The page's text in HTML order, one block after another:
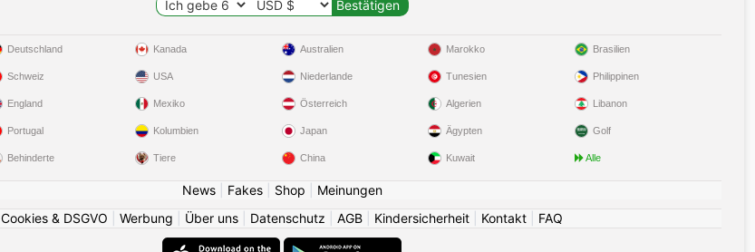
Deutschland
Schweiz
England
Portugal
Behinderte
Kanada
USA
Mexiko
Kolumbien
Tiere
Australien
Niederlande
Österreich
Japan
China
Marokko
Tunesien
Algerien
Ägypten
Kuwait
Brasilien
Philippinen
Libanon
Golf
Alle
News| Fakes| Shop
Meinungen
Cookies & DSGVO
Werbung Über uns Datenschutz AGB Kindersicherheit Kontakt FAQ